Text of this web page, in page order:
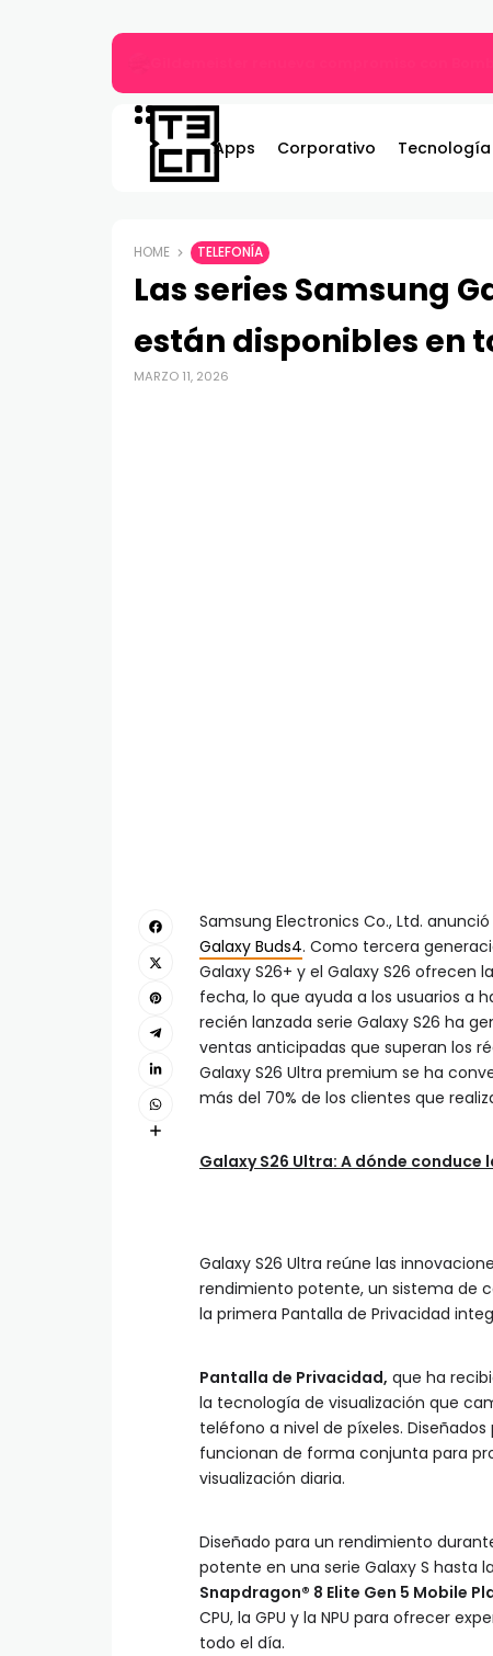
Apps Corporativo Tecnología
HOME TELEFONÍA
Las series Samsung
están disponibles en
MARZO 11, 2026
Samsung Electronics Co., Ltd.
Galaxy Buds4. Como tercera
Galaxy S26+ y el Galaxy S26 ofrecen
fecha, lo que ayuda a los usuarios a
recién lanzada serie Galaxy S26 ha
ventas anticipadas que superan los
Galaxy S26 Ultra premium se ha
más del 70% de los clientes que
Galaxy S26 Ultra: A dónde conduce
Galaxy S26 Ultra reúne las
rendimiento potente, un sistema de
la primera Pantalla de Privacidad
Pantalla de Privacidad, que ha
la tecnología de visualización que
teléfono a nivel de píxeles.
funcionan de forma conjunta para
visualización diaria.
Diseñado para un rendimiento
potente en una serie Galaxy S hasta
Snapdragon® 8 Elite Gen 5 Mobile
CPU, la GPU y la NPU para ofrecer
todo el día.